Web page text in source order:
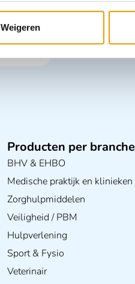
Weigeren
Producten per branche
BHV & EHBO
Medische praktijk en klinieken
Zorghulpmiddelen
Veiligheid / PBM
Hulpverlening
Sport & Fysio
Veterinair